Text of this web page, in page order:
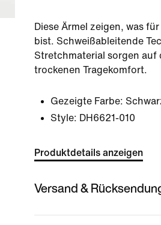
Diese Ärmel zeigen, was
bist. Schweißableitende
Stretchmaterial sorgen auf
trockenen Tragekomfort.
Gezeigte Farbe:
Style: DH6621-010
Produktdetails anzeigen
Versand &